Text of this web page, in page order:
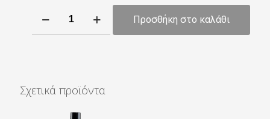
150ml
ποσότητα
Προσθήκη στο καλάθι
Σχετικά προϊόντα